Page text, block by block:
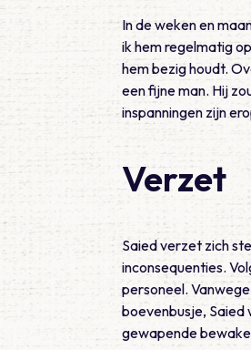
In de weken en
ik hem regelmatig
hem bezig houdt.
een fijne man. Hij
inspanningen zijn
Verzet
Saied verzet zich
inconsequenties.
personeel.
boevenbusje,
gewapende